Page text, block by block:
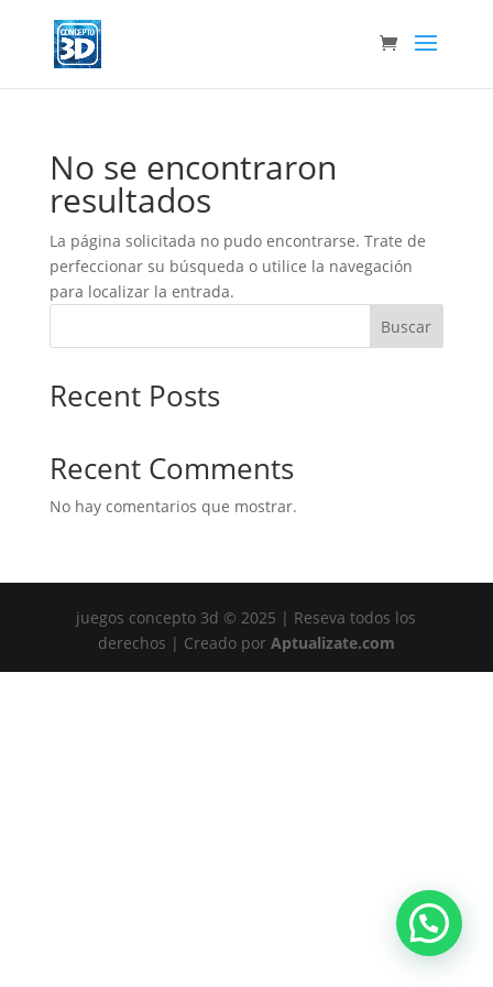
No se encontraron
resultados
La página solicitada no pudo encontrarse. Trate de
perfeccionar su búsqueda o utilice la navegación
para localizar la entrada.
Buscar
Recent Posts
Recent Comments
No hay comentarios que mostrar.
juegos concepto 3d © 2025 | Reseva todos los
derechos | Creado por Aptualizate.com